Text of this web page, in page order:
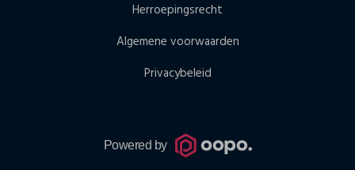
Herroepingsrecht
Algemene voorwaarden
Privacybeleid
Powered by